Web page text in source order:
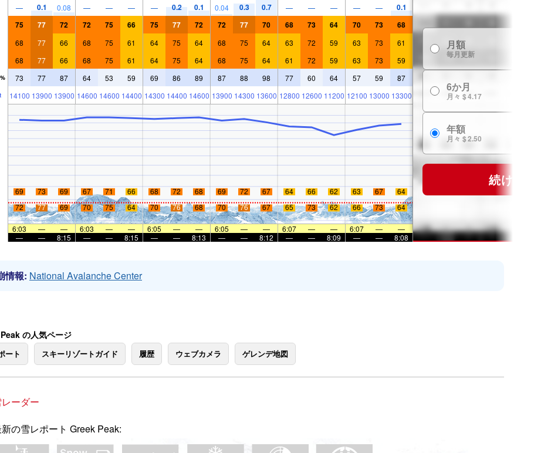
— 0.1 0.08 — — — — 0.2 0.1 0.04 0.3 0.7 — — — — — 0.1
75 77 72 72 75 66 75 77 72 72 77 70 68 73 64 70 73 68
68 77 66 68 75 61 64 75 64 68 75 64 63 72 59 63 73 61
68 77 66 68 75 61 64 75 64 68 75 64 61 72 59 63 73 59
% 73 77 87 64 53 59 69 86 89 87 88 98 77 60 64 57 59 87
14100 13900 13900 14600 14600 14400 14300 14400 14600 13900 14300 13600 12800 12600 11200 12100 13000 13300
69 73 69 67 71 66 68 72 68 69 72 67 64 66 62 63 67
64
72
77 69 70 75 64 70 76 68 70 76 67 65 73 62 66 73 64
6:03 — — 6:03 — — 6:05 — — 6:05 — — 6:07 — — 6:07 —
—
—
— 8:15 — — 8:15 — — 8:13 — — 8:12 — — 8:09 — — 8:08
月額
毎月更新
6か月
月々 $ 4.17
年額
月々 $ 2.50
続ける
情報: National Avalanche Center
の人気ページ
ート スキーリゾートガイド 履歴 ウェブカメラ ゲレンデ地図
ーダー
の雪レポート Greek Peak: